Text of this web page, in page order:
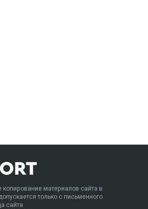
копирование материалов сайта в
только с письменного
сайта.